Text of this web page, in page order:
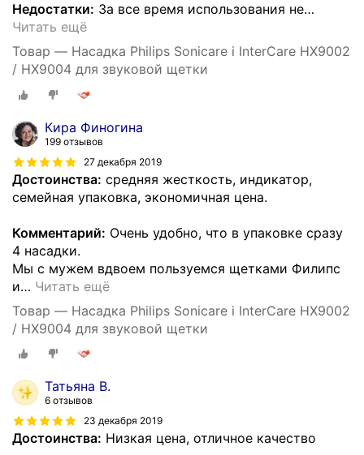
Недостатки: За все время использования не…
Читать ещё
Товар — Насадка Philips Sonicare i InterCare HX9002
/ HX9004 для звуковой щетки
Кира Финогина
199 отзывов
27 декабря 2019
Достоинства: средняя жесткость, индикатор,
семейная упаковка, экономичная цена.
Комментарий: Очень удобно, что в упаковке сразу
4 насадки.
Мы с мужем вдвоем пользуемся щетками Филипс
и… Читать ещё
Товар — Насадка Philips Sonicare i InterCare HX9002
/ HX9004 для звуковой щетки
Татьяна В.
6 отзывов
23 декабря 2019
Достоинства: Низкая цена, отличное качество